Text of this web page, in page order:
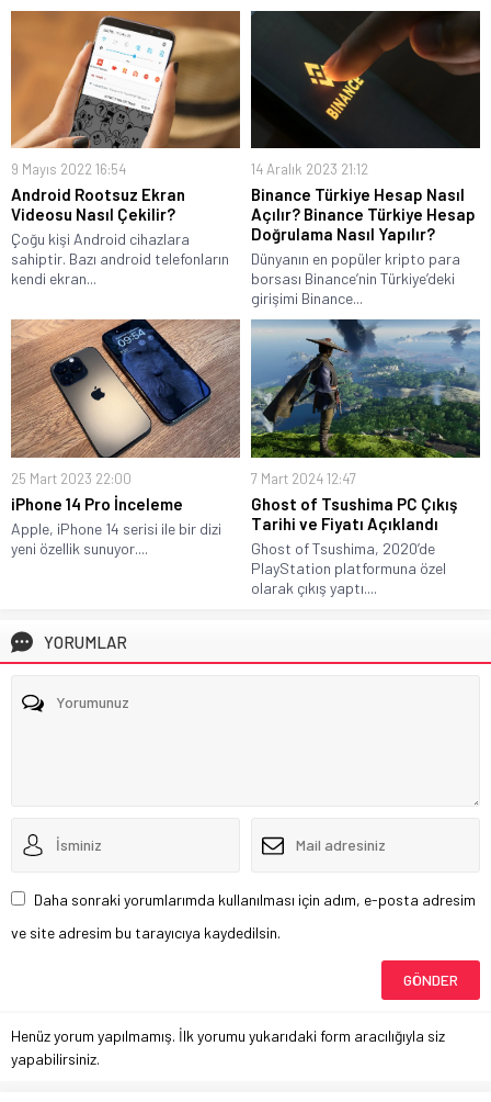
9 Mayıs 2022 16:54
Android Rootsuz Ekran
Videosu Nasıl Çekilir?
Çoğu kişi Android cihazlara
sahiptir. Bazı android telefonların
kendi ekran...
14 Aralık 2023 21:12
Binance Türkiye Hesap Nasıl
Açılır? Binance Türkiye Hesap
Doğrulama Nasıl Yapılır?
Dünyanın en popüler kripto para
borsası Binance’nin Türkiye’deki
girişimi Binance...
25 Mart 2023 22:00
iPhone 14 Pro İnceleme
Apple, iPhone 14 serisi ile bir dizi
yeni özellik sunuyor....
7 Mart 2024 12:47
Ghost of Tsushima PC Çıkış
Tarihi ve Fiyatı Açıklandı
Ghost of Tsushima, 2020’de
PlayStation platformuna özel
olarak çıkış yaptı....
YORUMLAR
Daha sonraki yorumlarımda kullanılması için adım, e-posta adresim
ve site adresim bu tarayıcıya kaydedilsin.
Henüz yorum yapılmamış. İlk yorumu yukarıdaki form aracılığıyla siz
yapabilirsiniz.